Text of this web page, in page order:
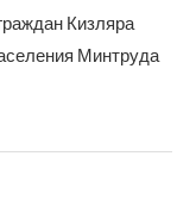
Кизляра
Минтруда